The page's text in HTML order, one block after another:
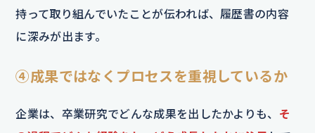
持って取り組んでいたことが伝われば、履歴書の内容
に深みが出ます。
④成果ではなくプロセスを重視しているか
企業は、卒業研究でどんな成果を出したかよりも、 そ